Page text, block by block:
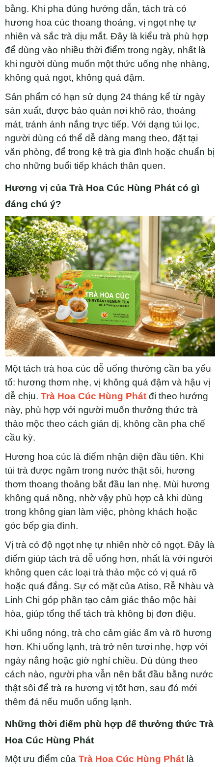
bằng. Khi pha đúng hướng dẫn, tách trà có
hương hoa cúc thoang thoảng, vị ngọt nhẹ tự
nhiên và sắc trà dịu mắt. Đây là kiểu trà phù hợp
để dùng vào nhiều thời điểm trong ngày, nhất là
khi người dùng muốn một thức uống nhẹ nhàng,
không quá ngọt, không quá đậm.
Sản phẩm có hạn sử dụng 24 tháng kể từ ngày
sản xuất, được bảo quản nơi khô ráo, thoáng
mát, tránh ánh nắng trực tiếp. Với dạng túi lọc,
người dùng có thể dễ dàng mang theo, đặt tại
văn phòng, để trong kệ trà gia đình hoặc chuẩn bị
cho những buổi tiếp khách thân quen.
Hương vị của Trà Hoa Cúc Hùng Phát có gì
đáng chú ý?
Một tách trà hoa cúc dễ uống thường cần ba yếu
tố: hương thơm nhẹ, vị không quá đậm và hậu vị
dễ chịu. Trà Hoa Cúc Hùng Phát đi theo hướng
này, phù hợp với người muốn thưởng thức trà
thảo mộc theo cách giản dị, không cần pha chế
cầu kỳ.
Hương hoa cúc là điểm nhận diện đầu tiên. Khi
túi trà được ngâm trong nước thật sôi, hương
thơm thoang thoảng bắt đầu lan nhẹ. Mùi hương
không quá nồng, nhờ vậy phù hợp cả khi dùng
trong không gian làm việc, phòng khách hoặc
góc bếp gia đình.
Vị trà có độ ngọt nhẹ tự nhiên nhờ cỏ ngọt. Đây là
điểm giúp tách trà dễ uống hơn, nhất là với người
không quen các loại trà thảo mộc có vị quá rõ
hoặc quá đắng. Sự có mặt của Atiso, Rễ Nhàu và
Linh Chi góp phần tạo cảm giác thảo mộc hài
hòa, giúp tổng thể tách trà không bị đơn điệu.
Khi uống nóng, trà cho cảm giác ấm và rõ hương
hơn. Khi uống lạnh, trà trở nên tươi nhẹ, hợp với
ngày nắng hoặc giờ nghỉ chiều. Dù dùng theo
cách nào, người pha vẫn nên bắt đầu bằng nước
thật sôi để trà ra hương vị tốt hơn, sau đó mới
thêm đá nếu muốn uống lạnh.
Những thời điểm phù hợp để thưởng thức Trà
Hoa Cúc Hùng Phát
Một ưu điểm của Trà Hoa Cúc Hùng Phát là